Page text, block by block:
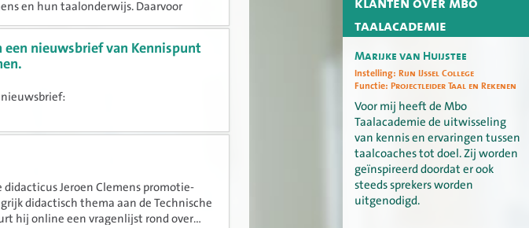
taalacademie
Marijke van Huijstee
Instelling: Rijn IJssel College
Functie: Projectleider Taal en Rekenen
Voor mij heeft de Mbo
Taalacademie de uitwisseling
van kennis en ervaringen tussen
taalcoaches tot doel. Zij worden
geïnspireerd doordat er ook
steeds sprekers worden
uitgenodigd.
en hun taalonderwijs. Daarvoor
met het Steunpunt Taal en Rekenen en
een nieuwsbrief van Kennispunt
Jeroen Clemens promotie-
didactisch thema aan de Technische
hij online een vragenlijst rond over...